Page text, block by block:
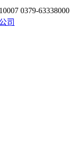
0379-63338000
司